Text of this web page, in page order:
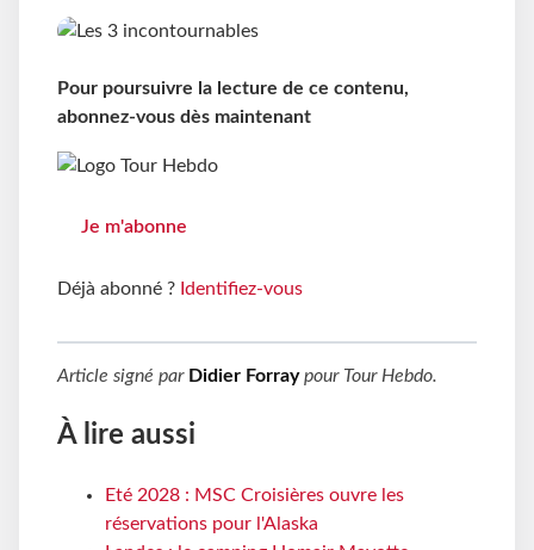
Pour poursuivre la lecture de ce contenu,
abonnez-vous dès maintenant
Je m'abonne
Déjà abonné ? Identifiez-vous
Article signé par Didier Forraypour Tour Hebdo.
À lire aussi
Eté 2028 : MSC Croisières ouvre les
réservations pour l'Alaska